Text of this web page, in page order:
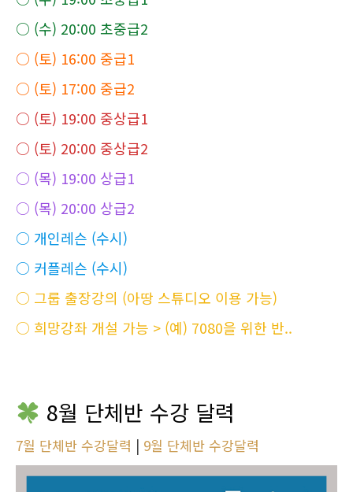
○ (수) 20:00 초중급2
○ (토) 16:00 중급1
○ (토) 17:00 중급2
○ (토) 19:00 중상급1
○ (토) 20:00 중상급2
○ (목) 19:00 상급1
○ (목) 20:00 상급2
○ 개인레슨 (수시)
○ 커플레슨 (수시)
○ 그룹 출장강의 (아땅 스튜디오 이용 가능)
○ 희망강좌 개설 가능 > (예) 7080을 위한 반..
8월 단체반 수강 달력
7월 단체반 수강달력 | 9월 단체반 수강달력